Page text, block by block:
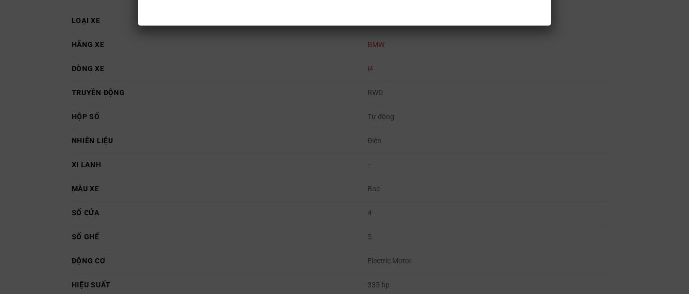
LOẠI XE
HÃNG XE BMW
DÒNG XE i4
TRUYỀN ĐỘNG RWD
HỘP SỐ Tự động
NHIÊN LIỆU Điện
XI LANH –
MÀU XE Bạc
SỐ CỬA 4
SỐ GHẾ 5
ĐỘNG CƠ Electric Motor
HIỆU SUẤT 335 hp